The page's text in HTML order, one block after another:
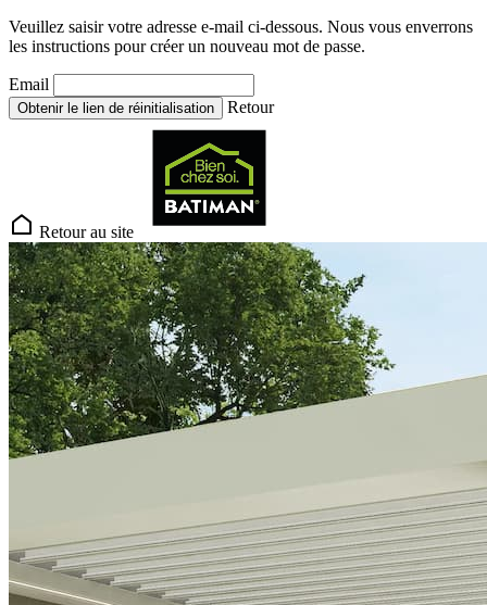
Veuillez saisir votre adresse e-mail ci-dessous. Nous vous enverrons
les instructions pour créer un nouveau mot de passe.
Email
Obtenir le lien de réinitialisation Retour
Retour au site